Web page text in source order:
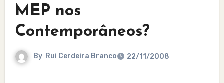
MEP nos
Contemporâneos?
By Rui Cerdeira Branco 22/11/2008